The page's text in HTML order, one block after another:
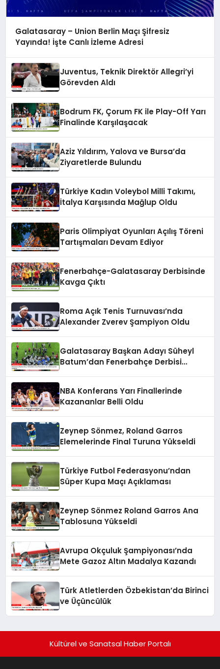
Galatasaray – Union Berlin Maçı Şifresiz
Yayında! İşte Canlı İzleme Adresi
Juventus, Teknik Direktör Allegri’yi
Görevden Aldı
Bodrum FK, Çorum FK ile Play-Off Yarı
Finalinde Karşılaşacak
Aziz Yıldırım, Yalova ve Bursa’da
Ziyaretlerde Bulundu
Türkiye Kadın Voleybol Milli Takımı,
İtalya Karşısında Mağlup Oldu
Paris Olimpiyat Oyunları Açılış Töreni
Tartışmaları Devam Ediyor
Fenerbahçe-Galatasaray Derbisinde
Kavga Çıktı
Roma Açık Tenis Turnuvası’nda
Alexander Zverev Şampiyon Oldu
Galatasaray Başkan Adayı Süheyl
Batum’dan Fenerbahçe Derbisi
NBA Konferans Yarı Finallerinde
Kazananlar Belli Oldu
Zeynep Sönmez, Roland Garros
Elemelerinde Final Turuna Yükseldi
Türkiye Futbol Federasyonu’ndan
Süper Kupa Maçı Açıklaması
Zeynep Sönmez Roland Garros Ana
Tablosuna Yükseldi
Avrupa Okçuluk Şampiyonası’nda
Mete Gazoz Altın Madalya Kazandı
Türk Atletlerden Özbekistan’da Birinci
ve Üçüncülük
Kültürel ve Sanatsal Haber Portalı